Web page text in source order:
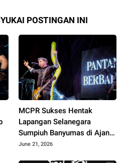
POSTINGAN INI
MCPR Sukses Hentak
Lapangan Selanegara
Sumpiuh Banyumas di Ajang
76 Silaturahmi HAPPIII
June 21, 2026